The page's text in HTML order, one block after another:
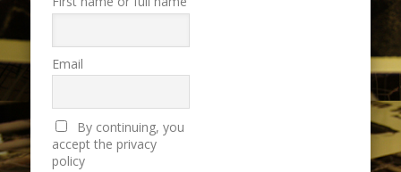
Email
By continuing, you
accept the privacy
policy